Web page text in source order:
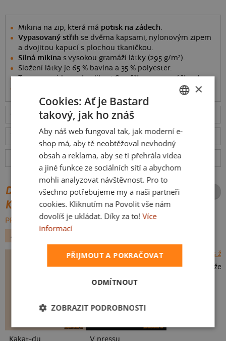
Mikina na zip, která má potisk na zádech.
Vypasovaný střih se dvěma kapsami, nylonovým zipem
a dvojitou kapucí s plochou tkaničkou.
Silná mikina s vysokou gramáží látky (295 g/m²).
Složení látky je 65 % bavlna a 35 % polyester.
Tereza na videu má velikost S, měří 174 cm a váží 50 kg
Odešlemev pondělí 10.8.,doručíme
Tabulka velikostí : Jakou vybrat?
Hodnocení:4.96 (25recenzí)
DALŠÍ POTISKY ZE STEJNÉ
KATEGORIE
PROCHÁZET VŠE:
ZVÍŘÁTKA
Kakat-du V pressu
To je moje s
SLOVAK
×
Cookies: Ať je Bastard
takový, jak ho znáš
Aby náš web fungoval tak, jak moderní e-
shop má, aby tě neobtěžoval nevhodný
obsah a reklama, aby se ti přehrála videa
a jiné funkce ze sociálních sítí a abychom
mohli analyzovat návštěvnost. Pro to
všechno potřebujeme my a naši partneři
cookies. Kliknutím na Povolit vše nám
dovolíš je ukládat. Díky za to! Více
informací
PŘIJMOUT A POKRAČOVAT
ODMÍTNOUT
ZOBRAZIT PODROBNOSTI